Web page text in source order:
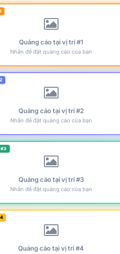
Quảng cáo tại vị trí #1
Nhấn để đặt quảng cáo của bạn
Quảng cáo tại vị trí #2
Nhấn để đặt quảng cáo của bạn
Quảng cáo tại vị trí #3
Nhấn để đặt quảng cáo của bạn
Quảng cáo tại vị trí #4